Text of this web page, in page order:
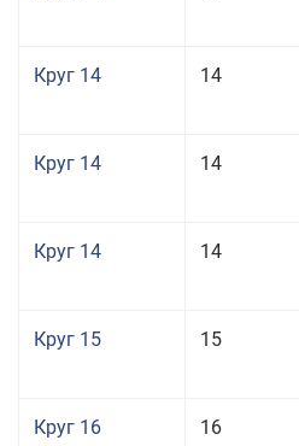
Круг 14 14
Круг 14 14
Круг 14 14
Круг 15 15
Круг 16 16